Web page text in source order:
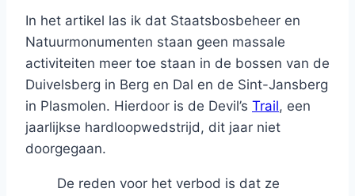
In het artikel las ik dat Staatsbosbeheer en
Natuurmonumenten staan geen massale
activiteiten meer toe staan in de bossen van de
Duivelsberg in Berg en Dal en de Sint-Jansberg
in Plasmolen. Hierdoor is de Devil’s Trail, een
jaarlijkse hardloopwedstrijd, dit jaar niet
doorgegaan.
De reden voor het verbod is dat ze